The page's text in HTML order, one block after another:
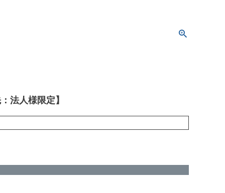
法人様限定】